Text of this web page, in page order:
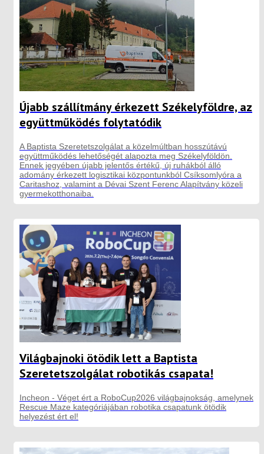
Újabb szállítmány érkezett Székelyföldre, az
együttműködés folytatódik
A Baptista Szeretetszolgálat a közelmúltban hosszútávú
együttműködés lehetőségét alapozta meg Székelyföldön.
Ennek jegyében újabb jelentős értékű, új ruhákból álló
adomány érkezett logisztikai központunkból Csíksomlyóra a
Caritashoz, valamint a Dévai Szent Ferenc Alapítvány közeli
gyermekotthonaiba.
Világbajnoki ötödik lett a Baptista
Szeretetszolgálat robotikás csapata!
Incheon - Véget ért a RoboCup2026 világbajnokság, amelynek
Rescue Maze kategóriájában robotika csapatunk ötödik
helyezést ért el!